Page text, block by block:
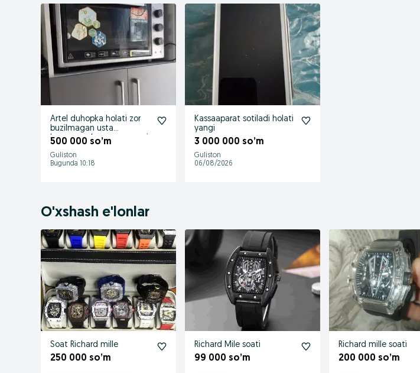
Artel duhopka holati zor
buzilmagan usta
kormagan hamma narsasi
500 000 so’m
Guliston
Bugunda 10:18
Kassaaparat sotiladi holati
yangi
3 000 000 so’m
Guliston
06/08/2026
O'xshash e'lonlar
Soat Richard mille
250 000 so’m
Richard Mile soati
99 000 so’m
Richard mille soati
200 000 so’m